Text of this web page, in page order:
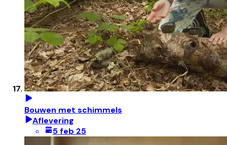
Bouwen met schimmels
Aflevering
5 feb 25